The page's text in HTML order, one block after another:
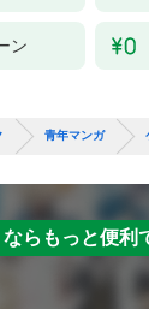
ン
青年マンガ
らもっと便利